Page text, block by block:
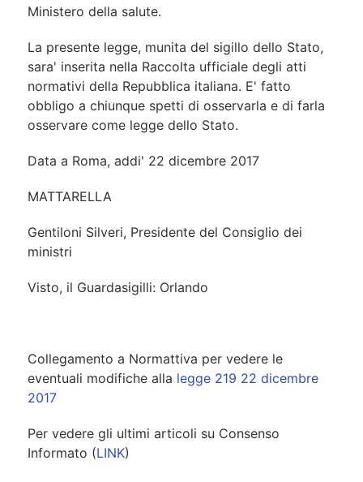
Ministero della salute.
La presente legge, munita del sigillo dello Stato,
sara' inserita nella Raccolta ufficiale degli atti
normativi della Repubblica italiana. E' fatto
obbligo a chiunque spetti di osservarla e di farla
osservare come legge dello Stato.
Data a Roma, addi' 22 dicembre 2017
MATTARELLA
Gentiloni Silveri, Presidente del Consiglio dei
ministri
Visto, il Guardasigilli: Orlando
Collegamento a Normattiva per vedere le
eventuali modifiche alla legge 219 22 dicembre
2017
Per vedere gli ultimi articoli su Consenso
Informato (LINK)